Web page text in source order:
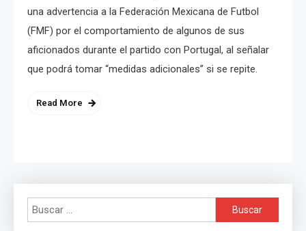
una advertencia a la Federación Mexicana de Futbol
(FMF) por el comportamiento de algunos de sus
aficionados durante el partido con Portugal, al señalar
que podrá tomar “medidas adicionales” si se repite.
Read More
Buscar: